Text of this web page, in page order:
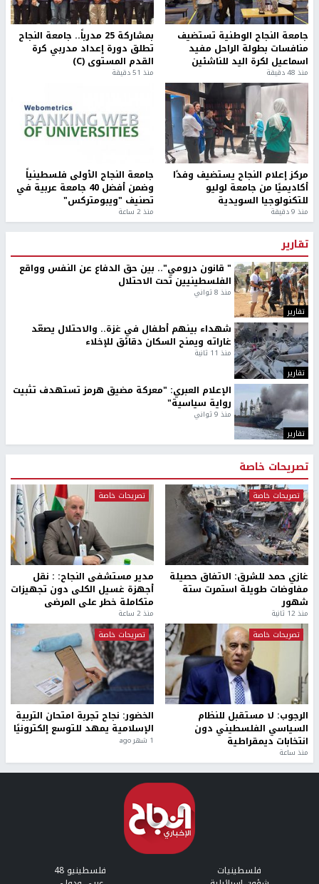
جامعة النجاح الوطنية تستضيف
منافسات بطولة الراحل مفيد
اسماعيل لكرة اليد للناشئين
منذ 48 دقيقة
بمشاركة 25 مدرباً.. جامعة النجاح
تطلق دورة إعداد مدربي كرة
القدم المستوى (C)
منذ 51 دقيقة
مركز إعلام النجاح يستضيف وفدًا
أكاديميًا من جامعة لوليو
للتكنولوجيا السويدية
منذ 9 دقيقة
جامعة النجاح الأولى فلسطينياً
وضمن أفضل 40 جامعة عربية في
تصنيف "ويبومتركس"
منذ 2 ساعة
تقارير
تقارير
" قانون درومي".. بين حق الدفاع عن النفس وواقع
الفلسطينيين تحت الاحتلال
منذ 8 ثواني
تقارير
شهداء بينهم أطفال في غزة.. والاحتلال يصعّد
غاراته ويمنح السكان دقائق للإخلاء
منذ 11 ثانية
تقارير
الإعلام العبري: "معركة مضيق هرمز تستهدف تثبيت
رواية سياسية"
منذ 9 ثواني
تصريحات خاصة
تصريحات خاصة
غازي حمد للشرق: الاتفاق حصيلة
مفاوضات طويلة استمرت ستة
شهور
منذ 12 ثانية
تصريحات خاصة
مدير مستشفى النجاح: : نقل
أجهزة غسيل الكلى دون تجهيزات
متكاملة خطر على المرضى
منذ 2 ساعة
تصريحات خاصة
الرجوب: لا مستقبل للنظام
السياسي الفلسطيني دون
انتخابات ديمقراطية
منذ ساعة
تصريحات خاصة
الخضور: نجاح تجربة امتحان التربية
الإسلامية يمهد للتوسع إلكترونيًا
1 شهر ago
فلسطينيات فلسطينيو 48